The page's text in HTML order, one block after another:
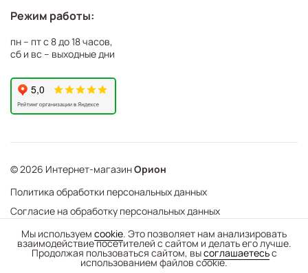
Мы используем cookie. Это позволяет нам анализировать
взаимодействие посетителей с сайтом и делать его лучше.
Продолжая пользоваться сайтом, высоглашаетесьс
использованием файлов cookie.
- + В корзину
Режим работы:
пн – пт с 8 до 18 часов,
сб и вс – выходные дни
© 2026 Интернет-магазинОрион
Политика обработки персональных данных
Согласие на обработку персональных данных
Web Механика
- создание интернет-магазинов